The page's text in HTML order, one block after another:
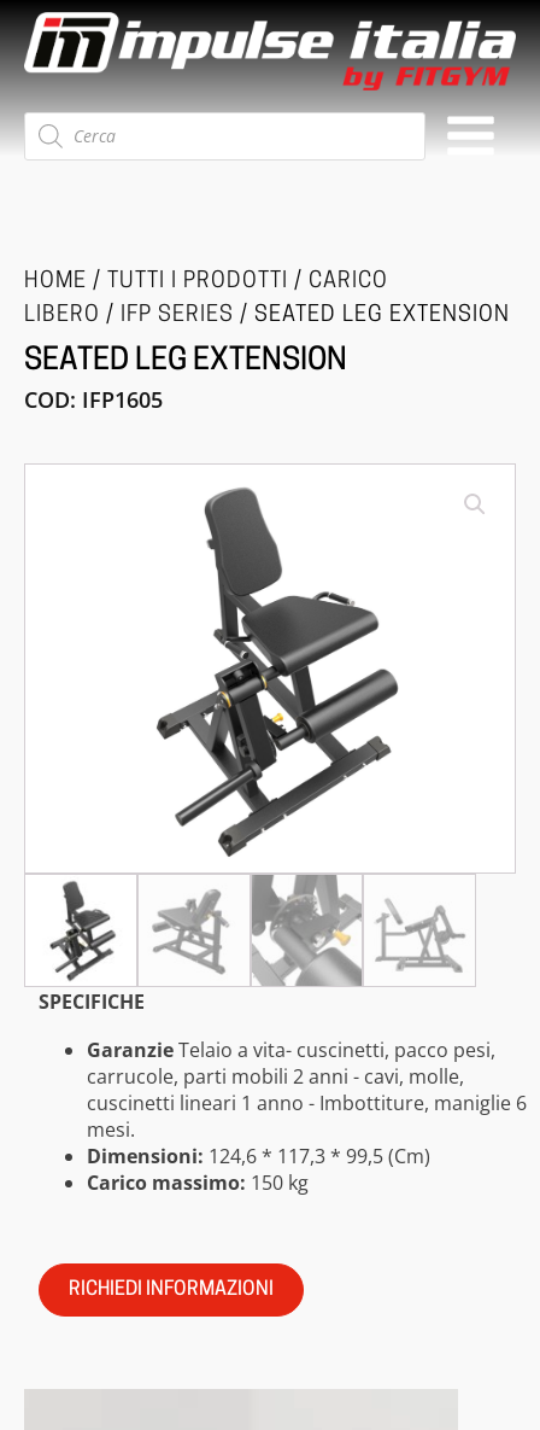
Ricerca
prodotti
HOME / TUTTI I PRODOTTI / CARICO
LIBERO / IFP SERIES / SEATED LEG EXTENSION
SEATED LEG EXTENSION
COD: IFP1605
SPECIFICHE
GaranzieTelaio a vita- cuscinetti, pacco pesi,
carrucole, parti mobili 2 anni - cavi, molle,
cuscinetti lineari 1 anno - Imbottiture, maniglie 6
mesi.
Dimensioni: 124,6 * 117,3 * 99,5 (Cm)
Carico massimo: 150 kg
RICHIEDI INFORMAZIONI